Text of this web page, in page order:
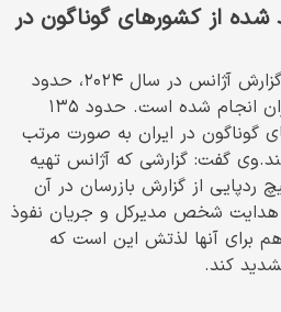
شده از کشورهای گوناگون در
اسلامی عنوان کرد: براساس گزارش آژانس در سال ۲۰۲۴، حدود
۴۵۰ بازرسی از تأسیسات ایران انجام شده است. حدود ۱۳۵
گوناگون در ایران به‌ صورت مرتب
گفت: گزارشی که آژانس تهیه
ردپایی از گزارش بازرسان در آن
شخص مدیرکل و جریان نفوذ
برای آنها لذتش این است که
کند.